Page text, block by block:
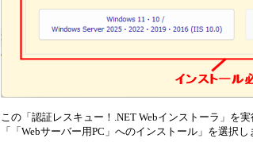
この「認証レスキュー！.NET Webインストーラ」を
「「Webサーバー用PC」へのインストール」を選択し